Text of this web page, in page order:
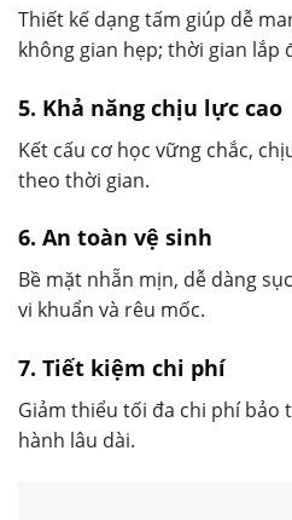
Thiết kế dạng tấm giúp dễ
không gian hẹp; thời gian lắp
5. Khả năng chịu lực cao
Kết cấu cơ học vững chắc,
theo thời gian.
6. An toàn vệ sinh
Bề mặt nhẵn mịn, dễ dàng
vi khuẩn và rêu mốc.
7. Tiết kiệm chi phí
Giảm thiểu tối đa chi phí bảo
hành lâu dài.